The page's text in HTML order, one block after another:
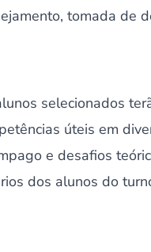
tomada de
selecionados
úteis em
e desafios
dos alunos do